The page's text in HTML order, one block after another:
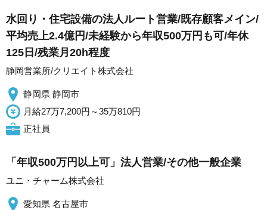
水回り・住宅設備の法人ルート営業/既存顧客メイン/
平均売上2.4億円/未経験から年収500万円も可/年休
125日/残業月20h程度
静岡営業所/クリエイト株式会社
静岡県 静岡市
月給27万7,200円～35万810円
正社員
「年収500万円以上可」法人営業/その他一般企業
ユニ・チャーム株式会社
愛知県 名古屋市